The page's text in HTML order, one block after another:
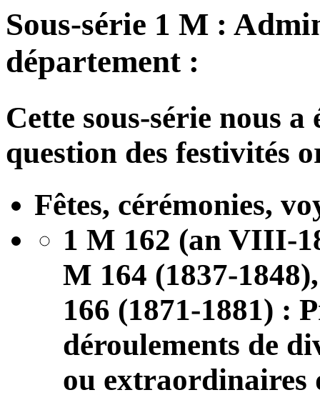
Sous-série 1 M :
département :
Cette sous-série nous
question des festivités
Fêtes, cérémonies,
1 M 162 (an VIII-
M 164 (1837-
166 (1871-1881) :
déroulements de
ou extraordinaires